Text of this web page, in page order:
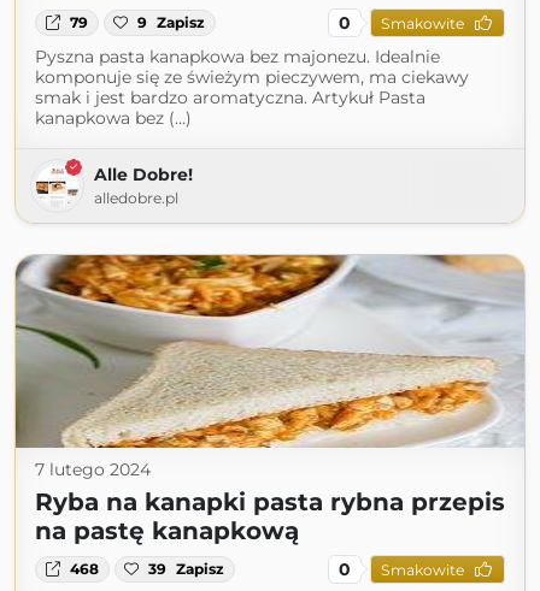
79 9 Zapisz 0 Smakowite
Pyszna pasta kanapkowa bez majonezu. Idealnie
komponuje się ze świeżym pieczywem, ma ciekawy
smak i jest bardzo aromatyczna. Artykuł Pasta
kanapkowa bez (...)
Alle Dobre!
alledobre.pl
7 lutego 2024
Ryba na kanapki pasta rybna przepis
na pastę kanapkową
468 39 Zapisz 0 Smakowite